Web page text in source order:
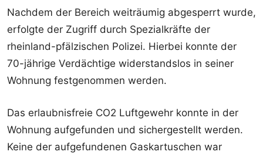
Nachdem der Bereich weiträumig abgesperrt wurde,
erfolgte der Zugriff durch Spezialkräfte der
rheinland-pfälzischen Polizei. Hierbei konnte der
70-jährige Verdächtige widerstandslos in seiner
Wohnung festgenommen werden.
Das erlaubnisfreie CO2 Luftgewehr konnte in der
Wohnung aufgefunden und sichergestellt werden.
Keine der aufgefundenen Gaskartuschen war